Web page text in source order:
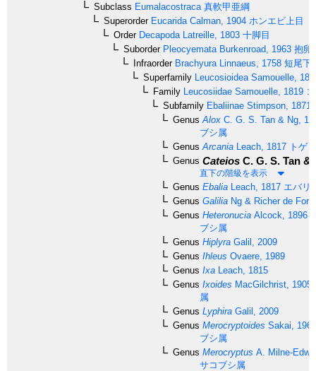
Subclass Eumalacostraca 真軟甲亜綱
SuperorderEucarida Calman, 1904 ホンエビ上目
OrderDecapoda Latreille, 1803 十脚目
SuborderPleocyemata Burkenroad, 1963 抱卵
InfraorderBrachyura Linnaeus, 1758 短尾下
Superfamily Leucosioidea Samouelle,
Family Leucosiidae Samouelle, 1819
Subfamily Ebaliinae Stimpson, 1871
Genus Alox C. G. S. Tan & Ng,
ブシ属
Genus Arcania Leach, 1817 トゲ
Genus Cateios C. G. S. Tan &
直下の階級を表示
Genus Ebalia Leach, 1817 エバリ
Genus Galilia Ng & Richer de
Genus Heteronucia Alcock, 1896
ブシ属
Genus Hiplyra Galil, 2009
Genus Ihleus Ovaere, 1989
Genus Ixa Leach, 1815
Genus Ixoides MacGilchrist, 1905
属
Genus Lyphira Galil, 2009
Genus Merocryptoides Sakai, 1963
ブシ属
Genus Merocryptus A. Milne-
サコブシ属